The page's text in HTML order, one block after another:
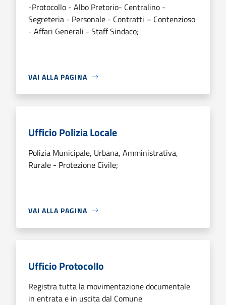
-Protocollo - Albo Pretorio- Centralino -
Segreteria - Personale - Contratti – Contenzioso
- Affari Generali - Staff Sindaco;
VAI ALLA PAGINA
Ufficio Polizia Locale
Polizia Municipale, Urbana, Amministrativa,
Rurale - Protezione Civile;
VAI ALLA PAGINA
Ufficio Protocollo
Registra tutta la movimentazione documentale
in entrata e in uscita dal Comune